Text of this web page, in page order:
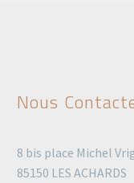
Nous
8 bis place Michel
85150 LES ACHARDS